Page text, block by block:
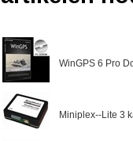
WinGPS 6 Pro
Miniplex--Lite 3